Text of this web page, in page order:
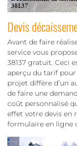
Devis
Avant de faire
service vous
38137 gratuit. Ceci
aperçu du tarif pour
projet diffère d’un
de faire une
coût personnalisé
effet votre devis en
formulaire en ligne